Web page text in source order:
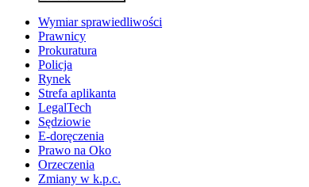
- rejestracja i logowanie do serwisu
Wymiar sprawiedliwości
Prawnicy
Prokuratura
Policja
Rynek
Strefa aplikanta
LegalTech
Sędziowie
E-doręczenia
Prawo na Oko
Orzeczenia
Zmiany w k.p.c.